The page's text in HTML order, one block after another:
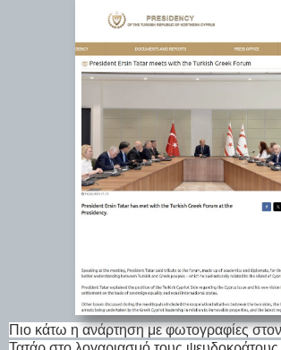
Πιο κάτω η ανάρτηση με φωτογραφίες